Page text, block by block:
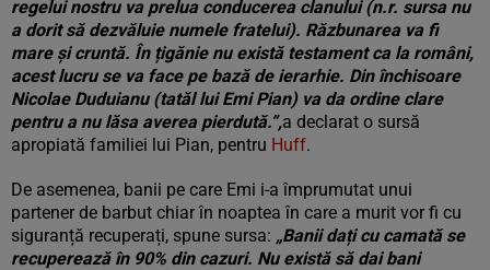
regelui nostru va prelua conducerea clanului (n.r. sursa nu
a dorit să dezvăluie numele fratelui). Răzbunarea va fi
mare și cruntă. În țigănie nu există testament ca la români,
acest lucru se va face pe bază de ierarhie. Din închisoare
Nicolae Duduianu (tatăl lui Emi Pian) va da ordine clare
pentru a nu lăsa averea pierdută.”,a declarat o sursă
apropiată familiei lui Pian, pentru Huff.
De asemenea, banii pe care Emi i-a împrumutat unui
partener de barbut chiar în noaptea în care a murit vor fi cu
siguranță recuperați, spune sursa: „Banii dați cu camată se
recuperează în 90% din cazuri. Nu există să dai bani